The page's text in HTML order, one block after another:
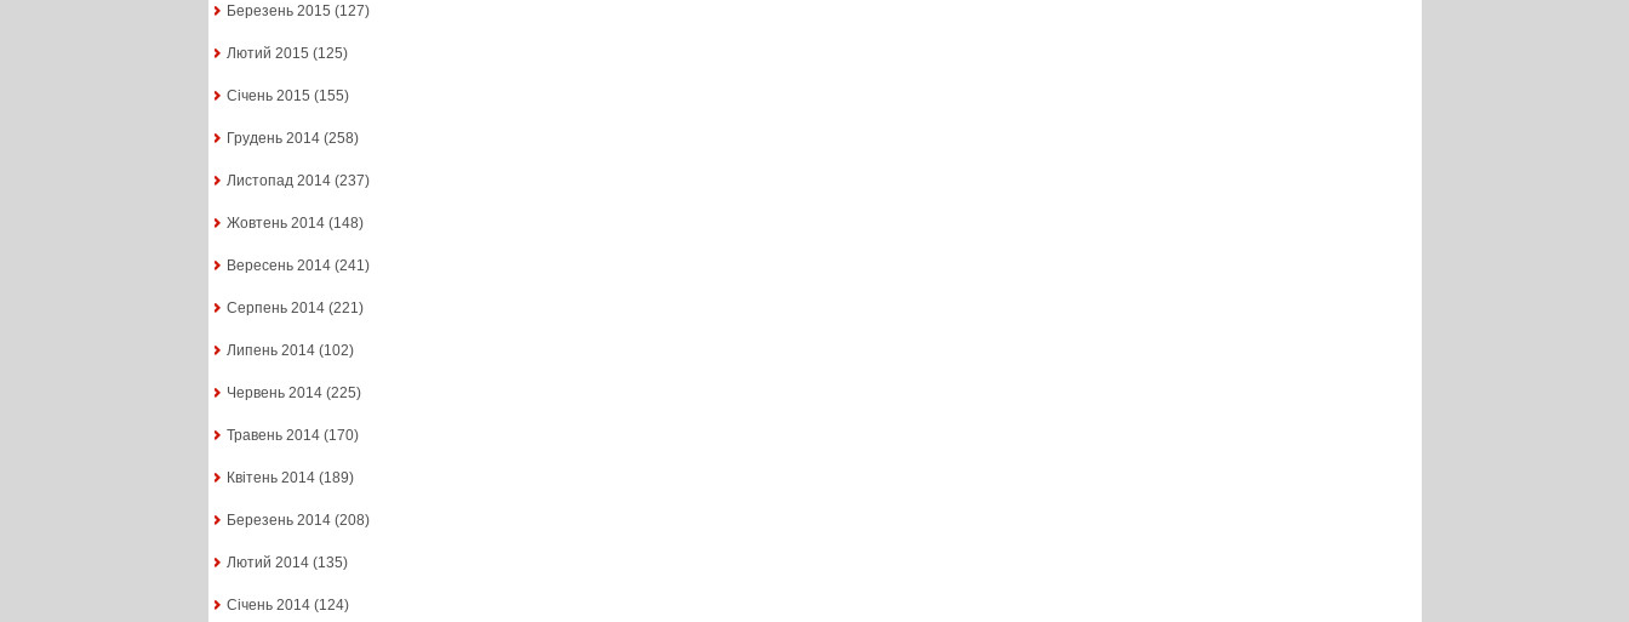
Березень 2015 (127)
Лютий 2015 (125)
Січень 2015 (155)
Грудень 2014(258)
Листопад 2014(237)
Жовтень 2014(148)
Вересень 2014(241)
Серпень 2014(221)
Липень 2014(102)
Червень 2014(225)
Травень 2014(170)
Квітень 2014(189)
Березень 2014(208)
Лютий 2014(135)
Січень 2014(124)